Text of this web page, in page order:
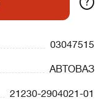
03047515
АВТОВАЗ
21230-2904021-01